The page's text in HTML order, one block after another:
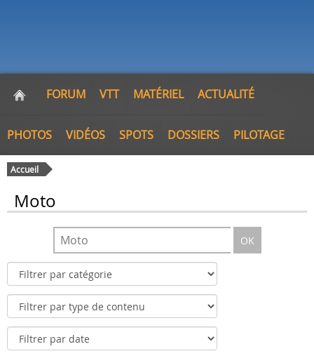
FORUM VTT MATÉRIEL ACTUALITÉ
PHOTOS VIDÉOS SPOTS DOSSIERS PILOTAGE
Accueil
Moto
OK